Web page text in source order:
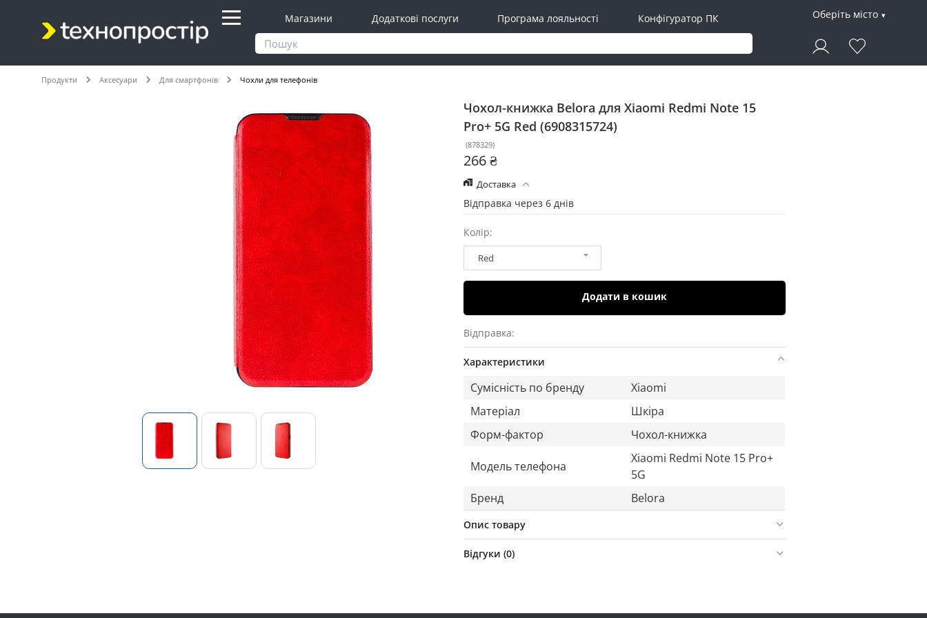
Магазини Додаткові послуги Програма лояльності Конфігуратор ПК Оберіть місто
Продукти Аксесуари Для смартфонів Чохли для телефонів
Чохол-книжка Belora для Xiaomi Redmi Note 15
Pro+ 5G Red (6908315724)
(878329)
266 ₴
Доставка
Відправка через 6 днів
Колір:
Red
Додати в кошик
Відправка:
Характеристики
Сумісність по бренду
Xiaomi
Матеріал
Шкіра
Форм-фактор
Чохол-книжка
Модель телефона
Xiaomi Redmi Note 15 Pro+
5G
Бренд
Belora
Опис товару
Відгуки (0)